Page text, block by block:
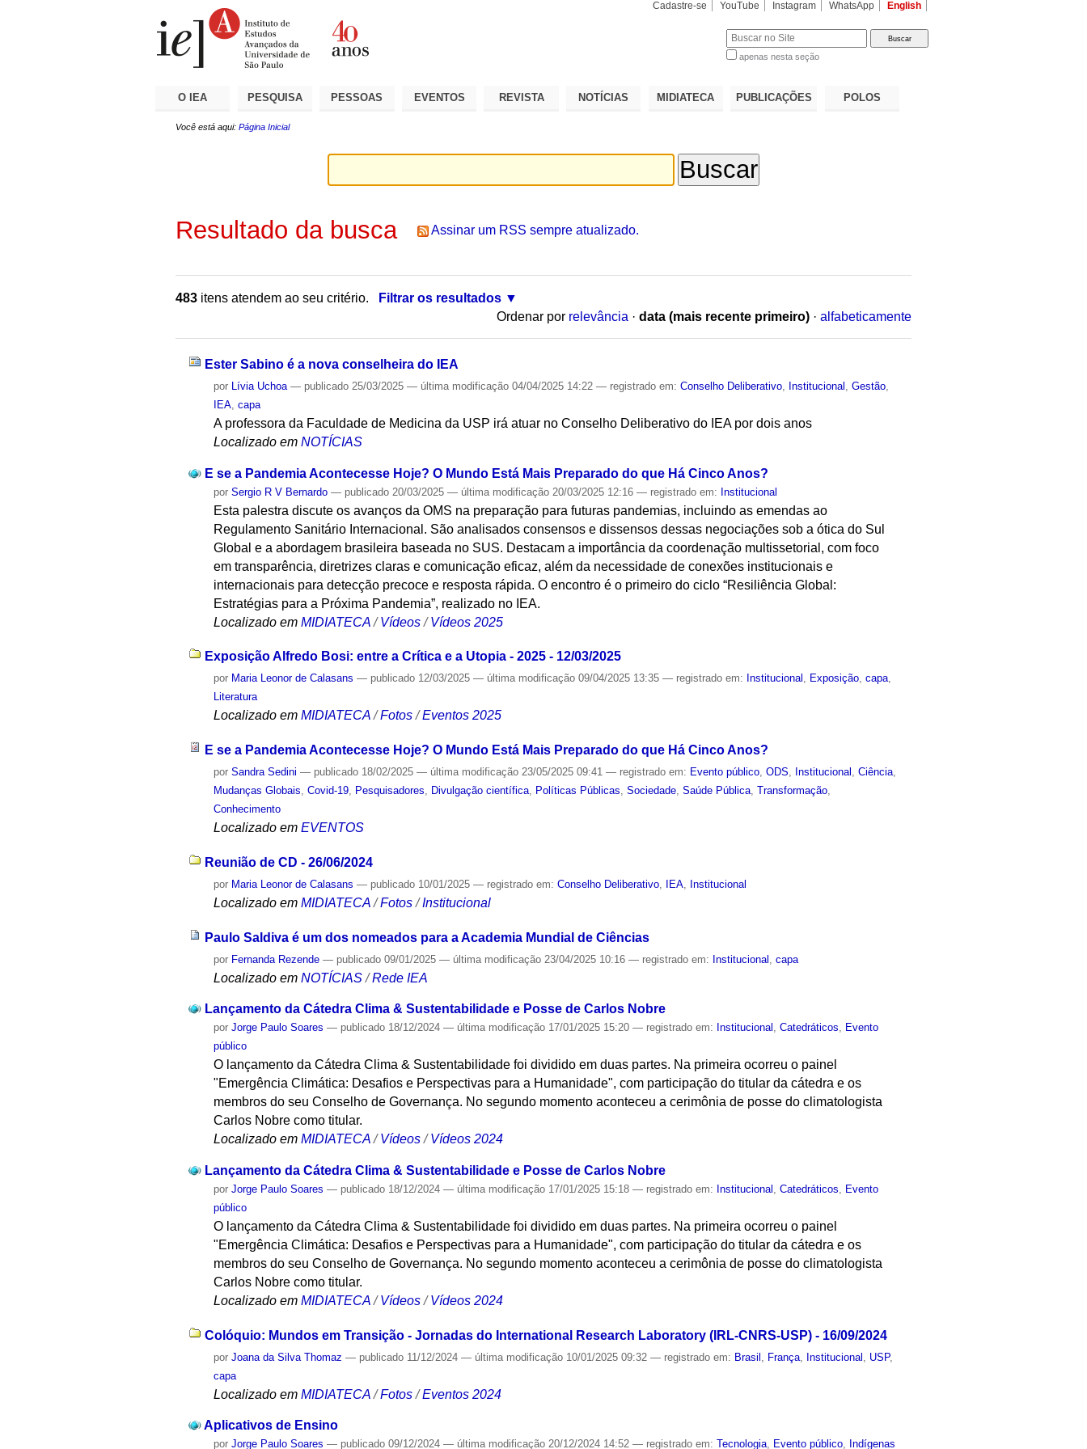
Cadastre-se YouTube Instagram WhatsApp English
apenas nesta seção
O IEA PESQUISA PESSOAS EVENTOS REVISTA NOTÍCIAS MIDIATECA PUBLICAÇÕES POLOS
Você está aqui: Página Inicial
Resultado da busca Assinar um RSS sempre atualizado.
483 itens atendem ao seu critério.
Filtrar os resultados
Ordenar por relevância · data (mais recente primeiro) · alfabeticamente
Ester Sabino é a nova conselheira do IEA
por Lívia Uchoa— publicado 25/03/2025— última modificação 04/04/2025 14:22— registrado em:Conselho Deliberativo Institucional ,Gestão
IEA ,capa
A professora da Faculdade de Medicina da USP irá atuar no Conselho Deliberativo do IEA por dois anos
Localizado em NOTÍCIAS
E se a Pandemia Acontecesse Hoje? O Mundo Está Mais Preparado do que Há Cinco Anos?
porSergio R V Bernardo — publicado 20/03/2025— última modificação 20/03/2025 12:16— registrado em: Institucional
Esta palestra discute os avanços da OMS na preparação para futuras pandemias, incluindo as emendas ao
Regulamento Sanitário Internacional. São analisados consensos e dissensos dessas negociações sob a ótica do Sul
Global e a abordagem brasileira baseada no SUS. Destacam a importância da coordenação multissetorial, com foco
em transparência, diretrizes claras e comunicação eficaz, além da necessidade de conexões institucionais e
internacionais para detecção precoce e resposta rápida. O encontro é o primeiro do ciclo “Resiliência Global:
Estratégias para a Próxima Pandemia”, realizado no IEA.
Localizado em MIDIATECA /Vídeos /Vídeos 2025
Exposição Alfredo Bosi: entre a Crítica e a Utopia - 2025 - 12/03/2025
por Maria Leonor de Calasans — publicado 12/03/2025— última modificação 09/04/2025 13:35— registrado em: Institucional , Exposição,capa,
Literatura
Localizado em MIDIATECA /Fotos /Eventos 2025
E se a Pandemia Acontecesse Hoje? O Mundo Está Mais Preparado do que Há Cinco Anos?
porSandra Sedini — publicado 18/02/2025— última modificação 23/05/2025 09:41— registrado em: Evento público,ODS, Institucional ,Ciência,
Mudanças Globais,Covid-19, Pesquisadores, Divulgação científica, Políticas Públicas,Sociedade,Saúde Pública,Transformação,
Conhecimento
Localizado em EVENTOS
Reunião de CD - 26/06/2024
por Maria Leonor de Calasans — publicado 10/01/2025— registrado em:Conselho Deliberativo IEA Institucional
Localizado em MIDIATECA /Fotos /Institucional
Paulo Saldiva é um dos nomeados para a Academia Mundial de Ciências
por Fernanda Rezende — publicado 09/01/2025— última modificação 23/04/2025 10:16— registrado em: Institucional ,capa
Localizado em NOTÍCIAS /Rede IEA
Lançamento da Cátedra Clima & Sustentabilidade e Posse de Carlos Nobre
porJorge Paulo Soares — publicado 18/12/2024— última modificação 17/01/2025 15:20— registrado em: Institucional ,Catedráticos, Evento
público
O lançamento da Cátedra Clima & Sustentabilidade foi dividido em duas partes. Na primeira ocorreu o painel
"Emergência Climática: Desafios e Perspectivas para a Humanidade", com participação do titular da cátedra e os
membros do seu Conselho de Governança. No segundo momento aconteceu a cerimônia de posse do climatologista
Carlos Nobre como titular.
Localizado em MIDIATECA /Vídeos /Vídeos 2024
Lançamento da Cátedra Clima & Sustentabilidade e Posse de Carlos Nobre
porJorge Paulo Soares — publicado 18/12/2024— última modificação 17/01/2025 15:18— registrado em: Institucional ,Catedráticos
Evento
público
O lançamento da Cátedra Clima & Sustentabilidade foi dividido em duas partes. Na primeira ocorreu o painel
"Emergência Climática: Desafios e Perspectivas para a Humanidade", com participação do titular da cátedra e os
membros do seu Conselho de Governança. No segundo momento aconteceu a cerimônia de posse do climatologista
Carlos Nobre como titular.
Localizado em MIDIATECA /Vídeos /Vídeos 2024
Colóquio: Mundos em Transição - Jornadas do International Research Laboratory (IRL-CNRS-USP) - 16/09/2024
porJoana da Silva Thomaz — publicado 11/12/2024— última modificação 10/01/2025 09:32— registrado em: Brasil França Institucional USP,
capa
Localizado em MIDIATECA /Fotos /Eventos 2024
Aplicativos de Ensino
porJorge Paulo Soares — publicado 09/12/2024— última modificação 20/12/2024 14:52— registrado em:Tecnologia, Evento público, Indígenas